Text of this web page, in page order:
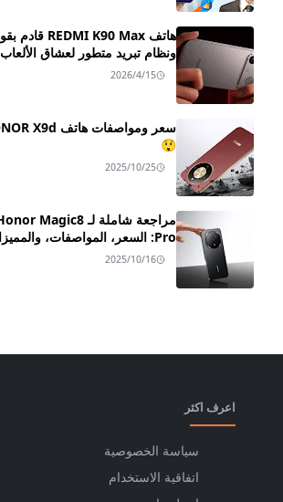
ونظام تبريد متطور لعشاق الألعاب
2026/4/15
😲
2025/10/25
Pro: السعر، المواصفات، والمميزات
2025/10/16
اعرف اكثر
سياسة الخصوصية
اتفاقية الاستخدام